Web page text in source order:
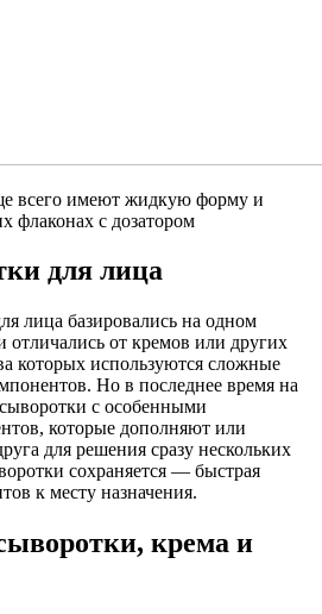
всего имеют жидкую форму и
флаконах с дозатором
для лица
лица базировались на одном
от кремов или других
которых используются сложные
Но в последнее время на
с особенными
которые дополняют или
для решения сразу нескольких
сохраняется — быстрая
к месту назначения.
крема и